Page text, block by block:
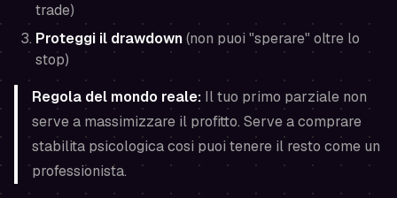
trade)
Proteggi il drawdown(non puoi "sperare" oltre lo
stop)
Regola del mondo reale: Il tuo primo parziale non
serve a massimizzare il profitto. Serve a comprare
stabilita psicologica cosi puoi tenere il resto come un
professionista.